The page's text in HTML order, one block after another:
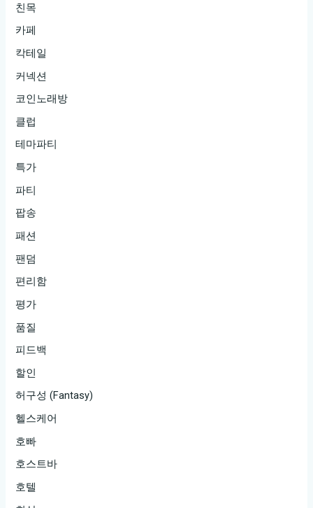
친목
카페
칵테일
커넥션
코인노래방
클럽
테마파티
특가
파티
팝송
패션
팬덤
편리함
평가
품질
피드백
할인
허구성 (Fantasy)
헬스케어
호빠
호스트바
호텔